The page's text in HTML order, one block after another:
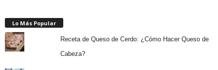
Lo Más Popular
Receta de Queso de Cerdo: ¿Cómo Hacer Queso de
Cabeza?